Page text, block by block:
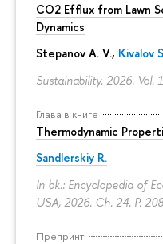
CO2 Efflux from Lawn
Dynamics
Stepanov A. V., Kivalov
Sustainability. 2026. Vol.
Глава в книге
Thermodynamic
Sandlerskiy R.
In bk.: Encyclopedia of
USA, 2026. Ch. 24. P.
Препринт